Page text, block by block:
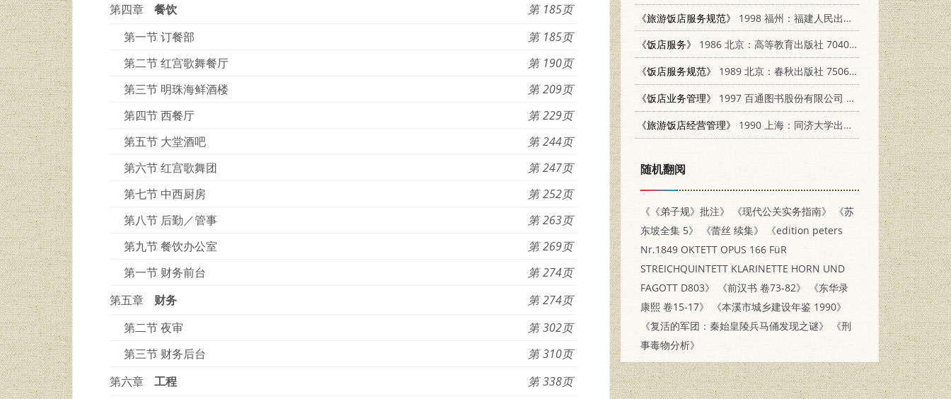
第四章
餐饮
185
第一节 订餐部
185
第二节 红宫歌舞餐厅
190
第三节 明珠海鲜酒楼
209
第四节 西餐厅
229
第五节 大堂酒吧
244
第六节 红宫歌舞团
247
第七节 中西厨房
252
第八节 后勤／管事
263
第九节 餐饮办公室
269
第一节 财务前台
274
第五章
财务
274
第二节 夜审
302
第三节 财务后台
310
第六章
工程
338
《旅游饭店服务规范》
1998 福州：福建人民出版社 721103159X
《饭店服务》
1986 北京：高等教育出版社 7040006782
《饭店服务规范》
1989 北京：春秋出版社 7506900742
《饭店业务管理》
1997 百通图书股份有限公司 9578020473
《旅游饭店经营管理》
1990 上海：同济大学出版社 7560805671
随机翻阅
《《弟子规》批注》 《现代公关实务指南》
《苏
东坡全集 5》
《蕾丝 续集》
《edition peters
Nr.1849 OKTETT OPUS 166 FüR
STREICHQUINTETT KLARINETTE HORN UND
FAGOTT D803》
《前汉书 卷73-82》
《东华录
康熙 卷15-17》
《本溪市城乡建设年鉴 1990》
《复活的军团：秦始皇陵兵马俑发现之谜》
《刑
事毒物分析》